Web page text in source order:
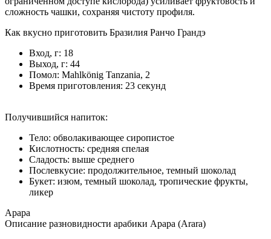
сложность чашки, сохраняя чистоту профиля.
Как вкусно приготовить Бразилия Ранчо Грандэ
Вход, г: 18
Выход, г: 44
Помол: Mahlkönig Tanzania, 2
Время приготовления: 23 секунд
Получившийся напиток:
Тело: обволакивающее сиропистое
Кислотность: средняя спелая
Сладость: выше среднего
Послевкусие: продолжительное, темный шоколад
Букет: изюм, темный шоколад, тропические фрукты,
ликер
Арара
Описание разновидности арабики Арара (Arara)